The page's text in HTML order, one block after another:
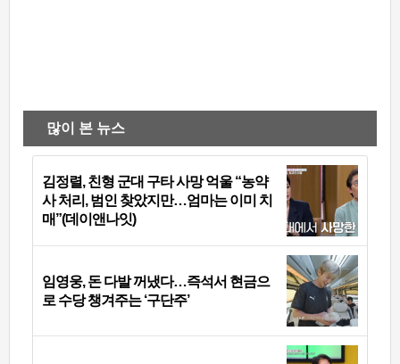
많이 본 뉴스
김정렬, 친형 군대 구타 사망 억울 “농약
사 처리, 범인 찾았지만…엄마는 이미 치
매”(데이앤나잇)
임영웅, 돈 다발 꺼냈다…즉석서 현금으
로 수당 챙겨주는 ‘구단주’